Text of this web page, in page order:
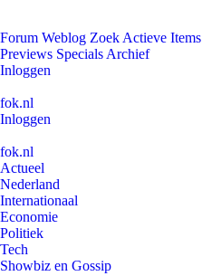
Forum Weblog Zoek Actieve Items
Previews Specials Archief
Inloggen
fok.nl
Inloggen
fok.nl
Actueel
Nederland
Internationaal
Economie
Politiek
Tech
Showbiz en Gossip